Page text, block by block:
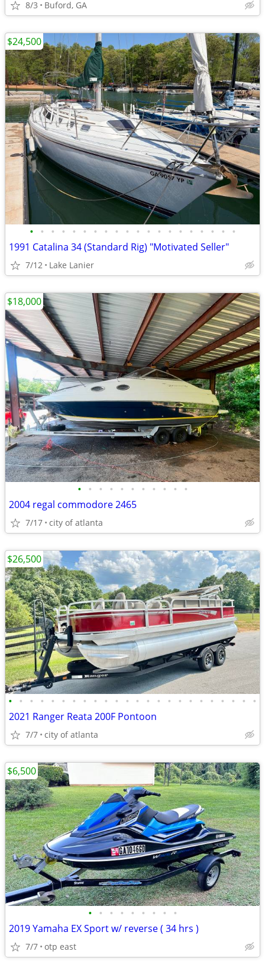
8/3 Buford, GA
• • • • • • • • • • • • • • • • • • • •
1991 Catalina 34 (Standard Rig) "Motivated Seller"
7/12 Lake Lanier
$24,500
• • • • • • • • • • •
2004 regal commodore 2465
7/17 city of atlanta
$18,000
• • • • • • • • • • • • • • • • • • • • • • • •
2021 Ranger Reata 200F Pontoon
7/7 city of atlanta
$26,500
• • • • • • • • •
2019 Yamaha EX Sport w/ reverse ( 34 hrs )
7/7 otp east
$6,500